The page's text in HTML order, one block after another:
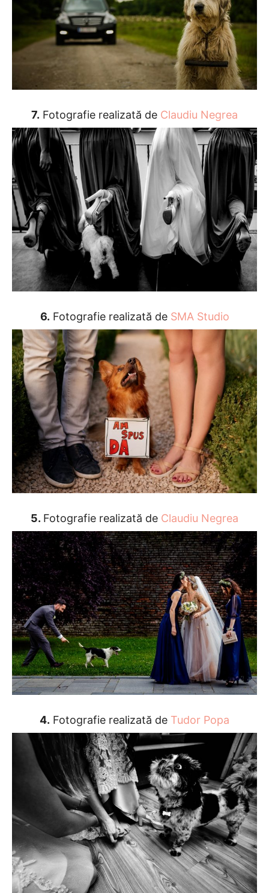
7. Fotografie realizată de Claudiu Negrea
6. Fotografie realizată de SMA Studio
5. Fotografie realizată de Claudiu Negrea
4. Fotografie realizată de Tudor Popa